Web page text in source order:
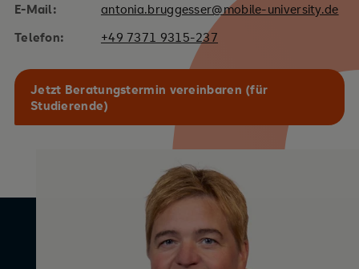
E-Mail:
antonia.bruggesser@mobile-university.de
Telefon:
+49 7371 9315-237
Jetzt Beratungstermin vereinbaren (für
Studierende)